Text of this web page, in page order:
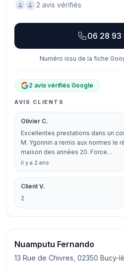
2 avis vérifiés
06 28 93
Numéro issu de la fiche
2 avis vérifiés Google
AVIS CLIENTS
Olivier C.
Excellentes prestations dans un
M. Ygonnin a remis aux normes le
maison des années 20. Force…
il y a 2 ans
Client V.
2
Nuamputu Fernando
13 Rue de Chivres, 02350 Bucy-